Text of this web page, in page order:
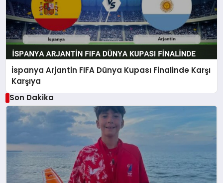
İspanya Arjantin FIFA Dünya Kupası Finalinde Karşı
Karşıya
Son Dakika